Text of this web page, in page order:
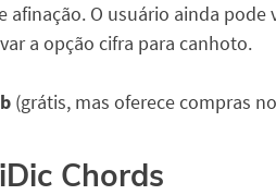
afinação. O usuário ainda pode
a opção cifra para canhoto.
(grátis, mas oferece compras
Chords